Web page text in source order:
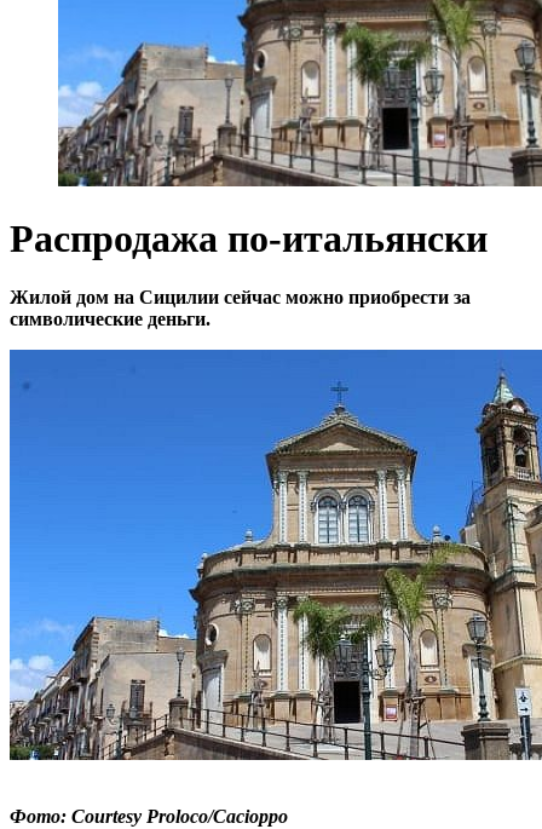
Распродажа по-итальянски
Жилой дом на Сицилии сейчас можно приобрести за
символические деньги.
Фото: Courtesy Proloco/Cacioppo